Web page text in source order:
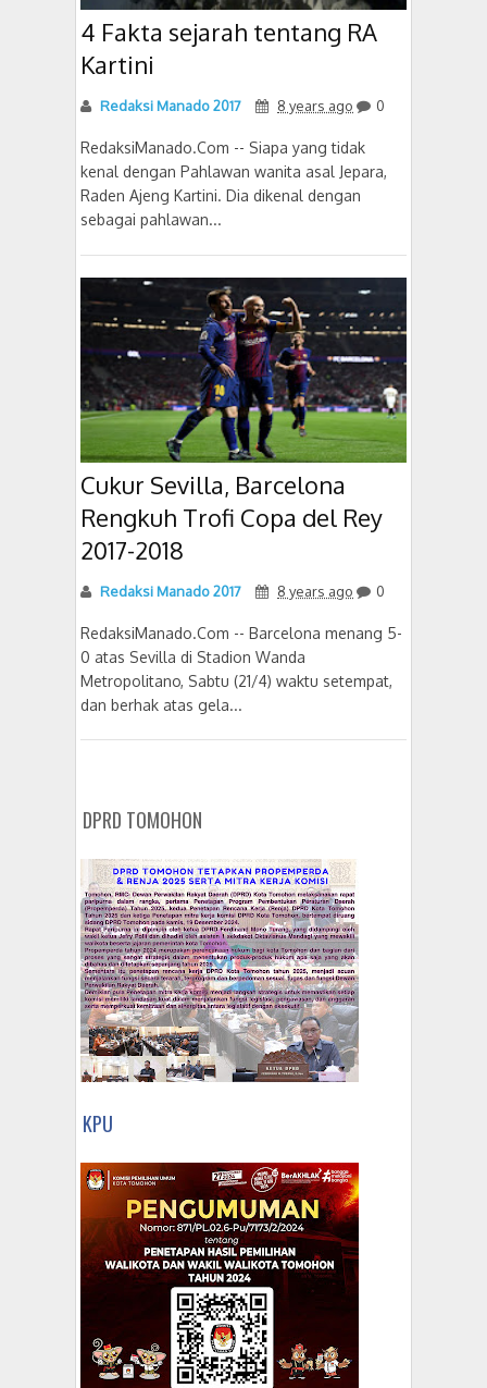
4 Fakta sejarah tentang RA
Kartini
Redaksi Manado 2017 8 years ago 0
RedaksiManado.Com -- Siapa yang tidak
kenal dengan Pahlawan wanita asal Jepara,
Raden Ajeng Kartini. Dia dikenal dengan
sebagai pahlawan...
Cukur Sevilla, Barcelona
Rengkuh Trofi Copa del Rey
2017-2018
Redaksi Manado 2017 8 years ago 0
RedaksiManado.Com -- Barcelona menang 5-
0 atas Sevilla di Stadion Wanda
Metropolitano, Sabtu (21/4) waktu setempat,
dan berhak atas gela...
DPRD TOMOHON
KPU